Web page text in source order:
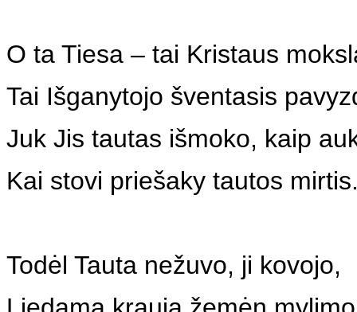
O ta Tiesa – tai Kristaus
Tai Išganytojo šventasis
Juk Jis tautas išmoko, kaip
Kai stovi priešaky tautos
Todėl Tauta nežuvo, ji kovojo,